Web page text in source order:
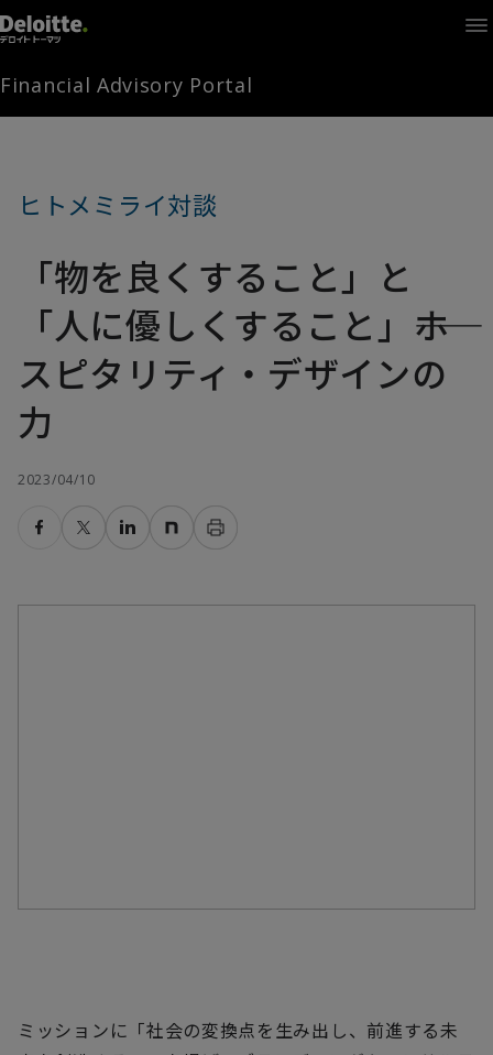
Home
Times
Channel
Library
お問い合わせ
FAMとは
FA Portal
Financial Advisory Portal
ヒトメミライ対談
「物を良くすること」と
「人に優しくすること」――ホ
スピタリティ・デザインの
力
2023/04/10
ミッションに「社会の変換点を生み出し、前進する未